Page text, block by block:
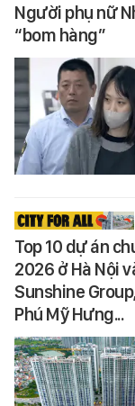
Người phụ nữ
“bom hàng”
Top 10 dự án
2026 ở Hà Nội
Sunshine
Phú Mỹ Hưng...